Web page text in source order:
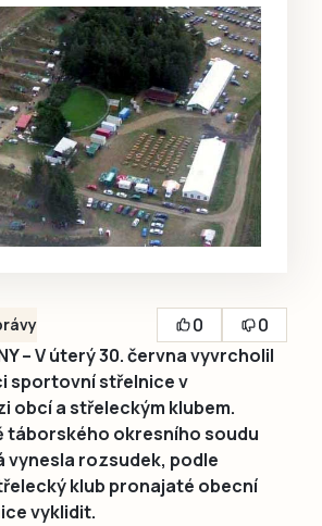
0
0
– V úterý 30. června vyvrcholil
sportovní střelnice v
obcí a střeleckým klubem.
táborského okresního soudu
vynesla rozsudek, podle
klub pronajaté obecní
vyklidit.